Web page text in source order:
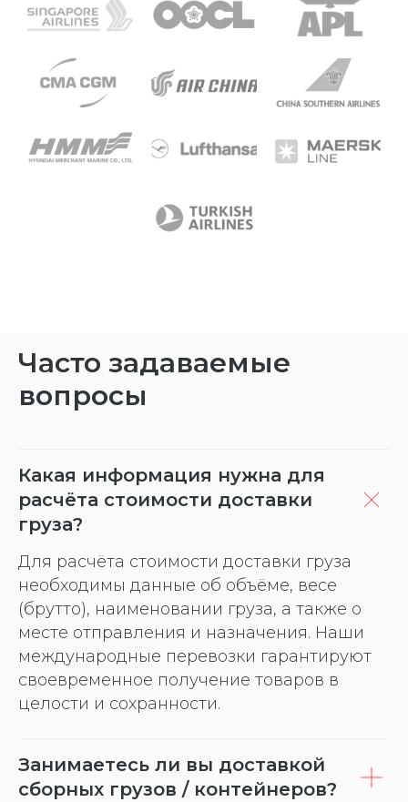
Часто задаваемые
вопросы
Какая информация нужна для
расчёта стоимости доставки
груза?
Для расчёта стоимости доставки груза
необходимы данные об объёме, весе
(брутто), наименовании груза, а также о
месте отправления и назначения. Наши
международные перевозки гарантируют
своевременное получение товаров в
целости и сохранности.
Занимаетесь ли вы доставкой
сборных грузов / контейнеров?